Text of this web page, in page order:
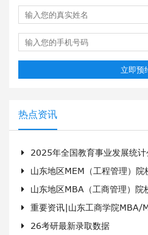
立即预
热点资讯
2025年全国教育事业发展统计
山东地区MEM（工程管理）院
山东地区MBA（工商管理）院
重要资讯|山东工商学院MBA/
26考研最新录取数据
谭*波 上社科考研
哈尔滨工程大学
200
范*利 上社科考研
曲阜师范大学
201
赵*钧 上社科考研